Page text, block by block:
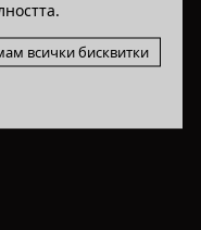
всички бисквитки